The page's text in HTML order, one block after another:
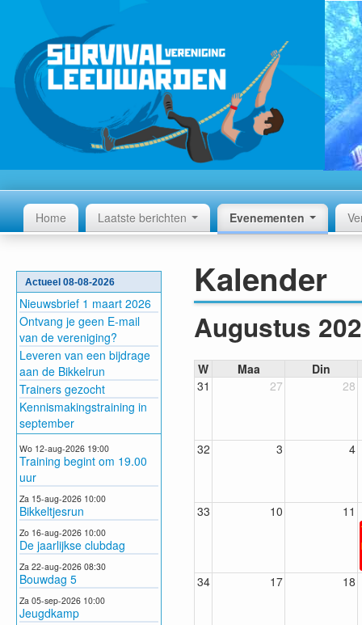
Home Laatste berichten Evenementen
Actueel 08-08-2026
Nieuwsbrief 1 maart 2026
Ontvang je geen E-mail
van de vereniging?
Leveren van een bijdrage
aan de Bikkelrun
Trainers gezocht
Kennismakingstraining in
september
Wo 12-aug-2026 19:00
Training begint om 19.00
uur
Za 15-aug-2026 10:00
Bikkeltjesrun
Zo 16-aug-2026 10:00
De jaarlijkse clubdag
Za 22-aug-2026 08:30
Bouwdag 5
Za 05-sep-2026 10:00
Jeugdkamp
Kalender
Augustus
W Maa
Din
31
27 28
32 3 4
33 10 11
34 17 18